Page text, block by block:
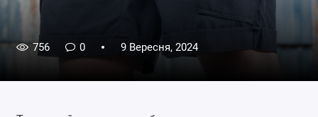
756 0 9 Вересня, 2024